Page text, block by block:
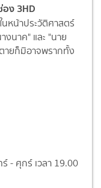
อง 3HD
หน้าประวัติศาสตร์
งนาค" และ "นาย
ายก็มิอาจพรากทั้ง
- ศุกร์ เวลา 19.00